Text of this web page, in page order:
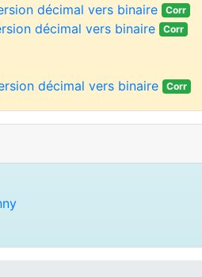
décimal vers binaire Corr
décimal vers binaire Corr
décimal vers binaire Corr